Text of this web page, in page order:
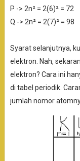
P -> 2n² = 2(6)² = 72
Q -> 2n² = 2(7)² = 98
Syarat selanjutnya,
elektron. Nah,
elektron? Cara ini
di tabel periodik.
jumlah nomor